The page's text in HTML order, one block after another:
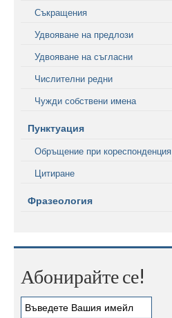
Съкращения
Удвояване на предлози
Удвояване на съгласни
Числителни редни
Чужди собствени имена
Пунктуация
Обръщение при кореспонденция
Цитиране
Фразеология
Абонирайте се!